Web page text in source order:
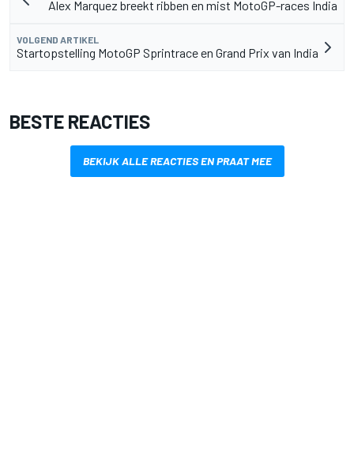
Alex Marquez breekt ribben en mist MotoGP-races India
VOLGEND ARTIKEL
Startopstelling MotoGP Sprintrace en Grand Prix van India
BESTE REACTIES
BEKIJK ALLE REACTIES EN PRAAT MEE